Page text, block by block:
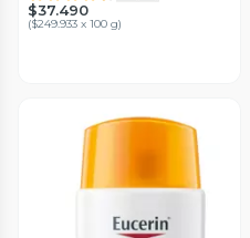
$37.490
($249.933 x 100 g)